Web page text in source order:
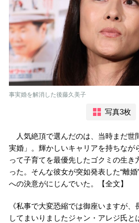
事実婚を解消した後藤久美子
写真3枚
人気絶頂で選んだのは、当時まだ世
実婚」。輝かしいキャリアを持ちなが
って子育てを最優先したゴクミの生き
った。そんな彼女が突如発表した“離
への決意がにじんでいた。【全文】
《私事で大変恐縮では御座いますが、
してまいりましたジャン・アレジ氏と